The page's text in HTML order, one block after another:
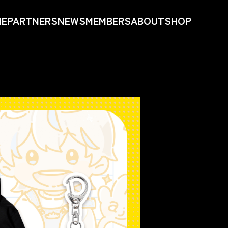
PARTNERSNEWSMEMBERSABOUTSHOP